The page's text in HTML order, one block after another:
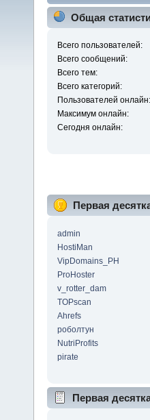
Общая
Всего пользователей:
Всего сообщений:
Всего тем:
Всего категорий:
Пользователей онлайн:
Максимум онлайн:
Сегодня онлайн:
Первая
admin
HostiMan
VipDomains_PH
ProHoster
v_rotter_dam
TOPscan
Ahrefs
роболтун
NutriProfits
pirate
Первая